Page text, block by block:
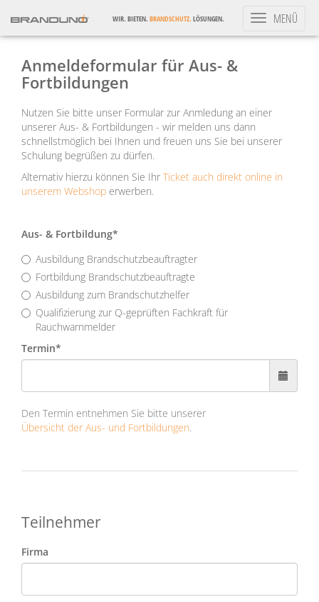
WIR. BIETEN. BRANDSCHUTZ. LÖSUNGEN. ToggleMENÜ
Anmeldeformular für Aus- &
Fortbildungen
Nutzen Sie bitte unser Formular zur Anmledung an einer
unserer Aus- & Fortbildungen - wir melden uns dann
schnellstmöglich bei Ihnen und freuen uns Sie bei unserer
Schulung begrüßen zu dürfen.
Alternativ hierzu können Sie Ihr Ticket auch direkt online in
unserem Webshop erwerben.
Aus- & Fortbildung*
Ausbildung Brandschutzbeauftragter
Fortbildung Brandschutzbeauftragte
Ausbildung zum Brandschutzhelfer
Qualifizierung zur Q-geprüften Fachkraft für
Rauchwarnmelder
Termin*
Den Termin entnehmen Sie bitte unserer
Übersicht der Aus- und Fortbildungen.
Teilnehmer
Firma